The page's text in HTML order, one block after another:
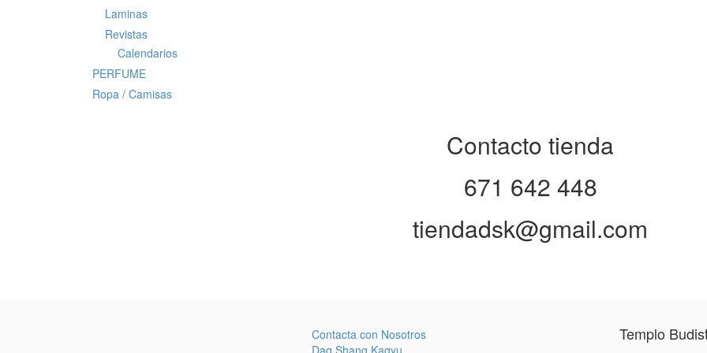
Laminas
Revistas
Calendarios
PERFUME
Ropa / Camisas
Contacto tienda
671 642 448
tiendadsk@gmail.com
Contacta con Nosotros
Dag Shang Kagyu
Templo